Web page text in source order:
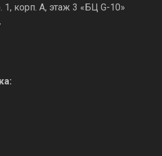
1, корп. А, этаж 3 «БЦ G-10»